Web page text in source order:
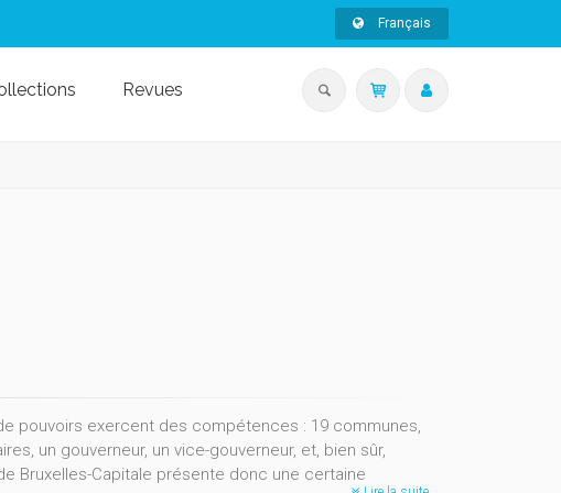
Français
Revues
pouvoirs exercent des compétences : 19 communes,
un gouverneur, un vice-gouverneur, et, bien sûr,
Bruxelles-Capitale présente donc une certaine